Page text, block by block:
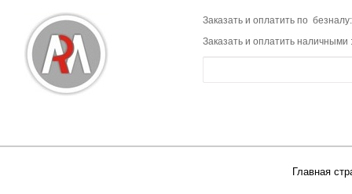
Заказать и оплатить по
Заказать и оплатить наличными
Главная